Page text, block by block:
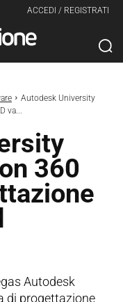
ACCEDI / REGISTRATI
Autodesk University
va...
360
Autodesk
di progettazione